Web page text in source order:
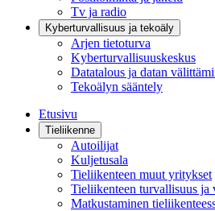
Tv ja radio
Kyberturvallisuus ja tekoäly
Arjen tietoturva
Kyberturvallisuuskeskus
Datatalous ja datan
Tekoälyn sääntely
Etusivu
Tieliikenne
Autoilijat
Kuljetusala
Tieliikenteen muut yritykset
Tieliikenteen turvallisuus ja
Matkustaminen